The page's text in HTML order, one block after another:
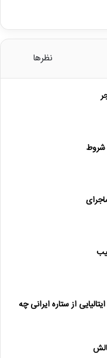
نظرها
از ستاره ایرانی چه